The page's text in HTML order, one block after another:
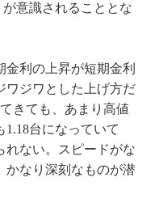
意識されることとな
利の上昇が短期金利
ワジワとした上げ方だ
きても、あまり高値
台になっていて
れない。スピードがな
かなり深刻なものが潜